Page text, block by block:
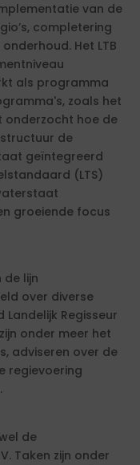
van de
completering
Het LTB
als programma
zoals het
onderzocht hoe de
de
geïntegreerd
(LTS)
groeiende focus
de lijn
over diverse
Regisseur
onder meer het
adviseren over de
regievoering
de
Taken zijn onder